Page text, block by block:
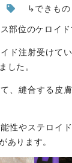
↳できもの
部位のケロイド
ド注射受けて
した。
、縫合する皮
性やステロイ
あります。